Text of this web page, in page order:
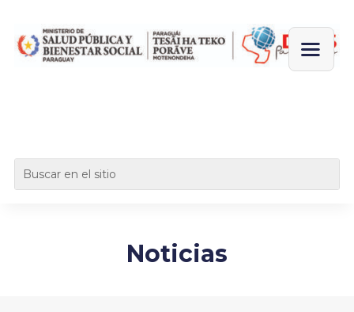
Noticias